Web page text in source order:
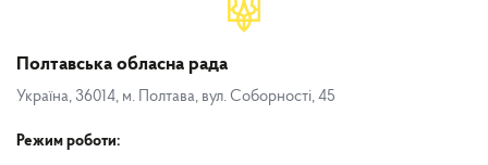
Полтавська обласна рада
Україна, 36014, м. Полтава, вул. Соборності, 45
Режим роботи: